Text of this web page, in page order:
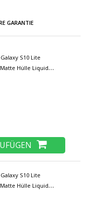
S10 Lite
Hülle Liquid
S10 Lite
Hülle Liquid